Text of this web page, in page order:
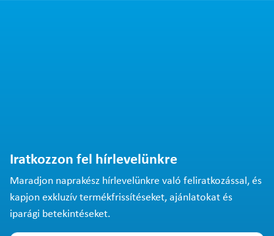
Iratkozzon fel hírlevelünkre
Maradjon naprakész hírlevelünkre való feliratkozással, és
kapjon exkluzív termékfrissítéseket, ajánlatokat és
iparági betekintéseket.